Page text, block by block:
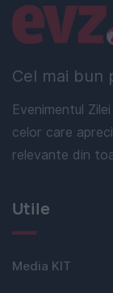
Cel mai bun
Evenimentul
celor care
relevante din
Linkuri utile
Utile
Media KIT